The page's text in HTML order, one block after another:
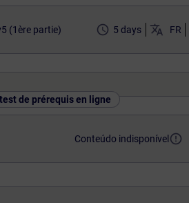
(1ère partie) access_time 5 days translate FR
de prérequis en ligne
Conteúdo indisponível error_outline